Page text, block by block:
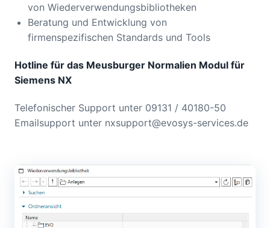
von Wiederverwendungsbibliotheken
Beratung und Entwicklung von
firmenspezifischen Standards und Tools
Hotline für das Meusburger Normalien Modul für
Siemens NX
Telefonischer Support unter 09131 / 40180-50
Emailsupport unter nxsupport@evosys-services.de